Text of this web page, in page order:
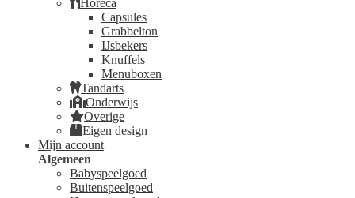
Horeca
Capsules
Grabbelton
IJsbekers
Knuffels
Menuboxen
Tandarts
Onderwijs
Overige
Eigen design
Mijn account
Algemeen
Babyspeelgoed
Buitenspeelgoed